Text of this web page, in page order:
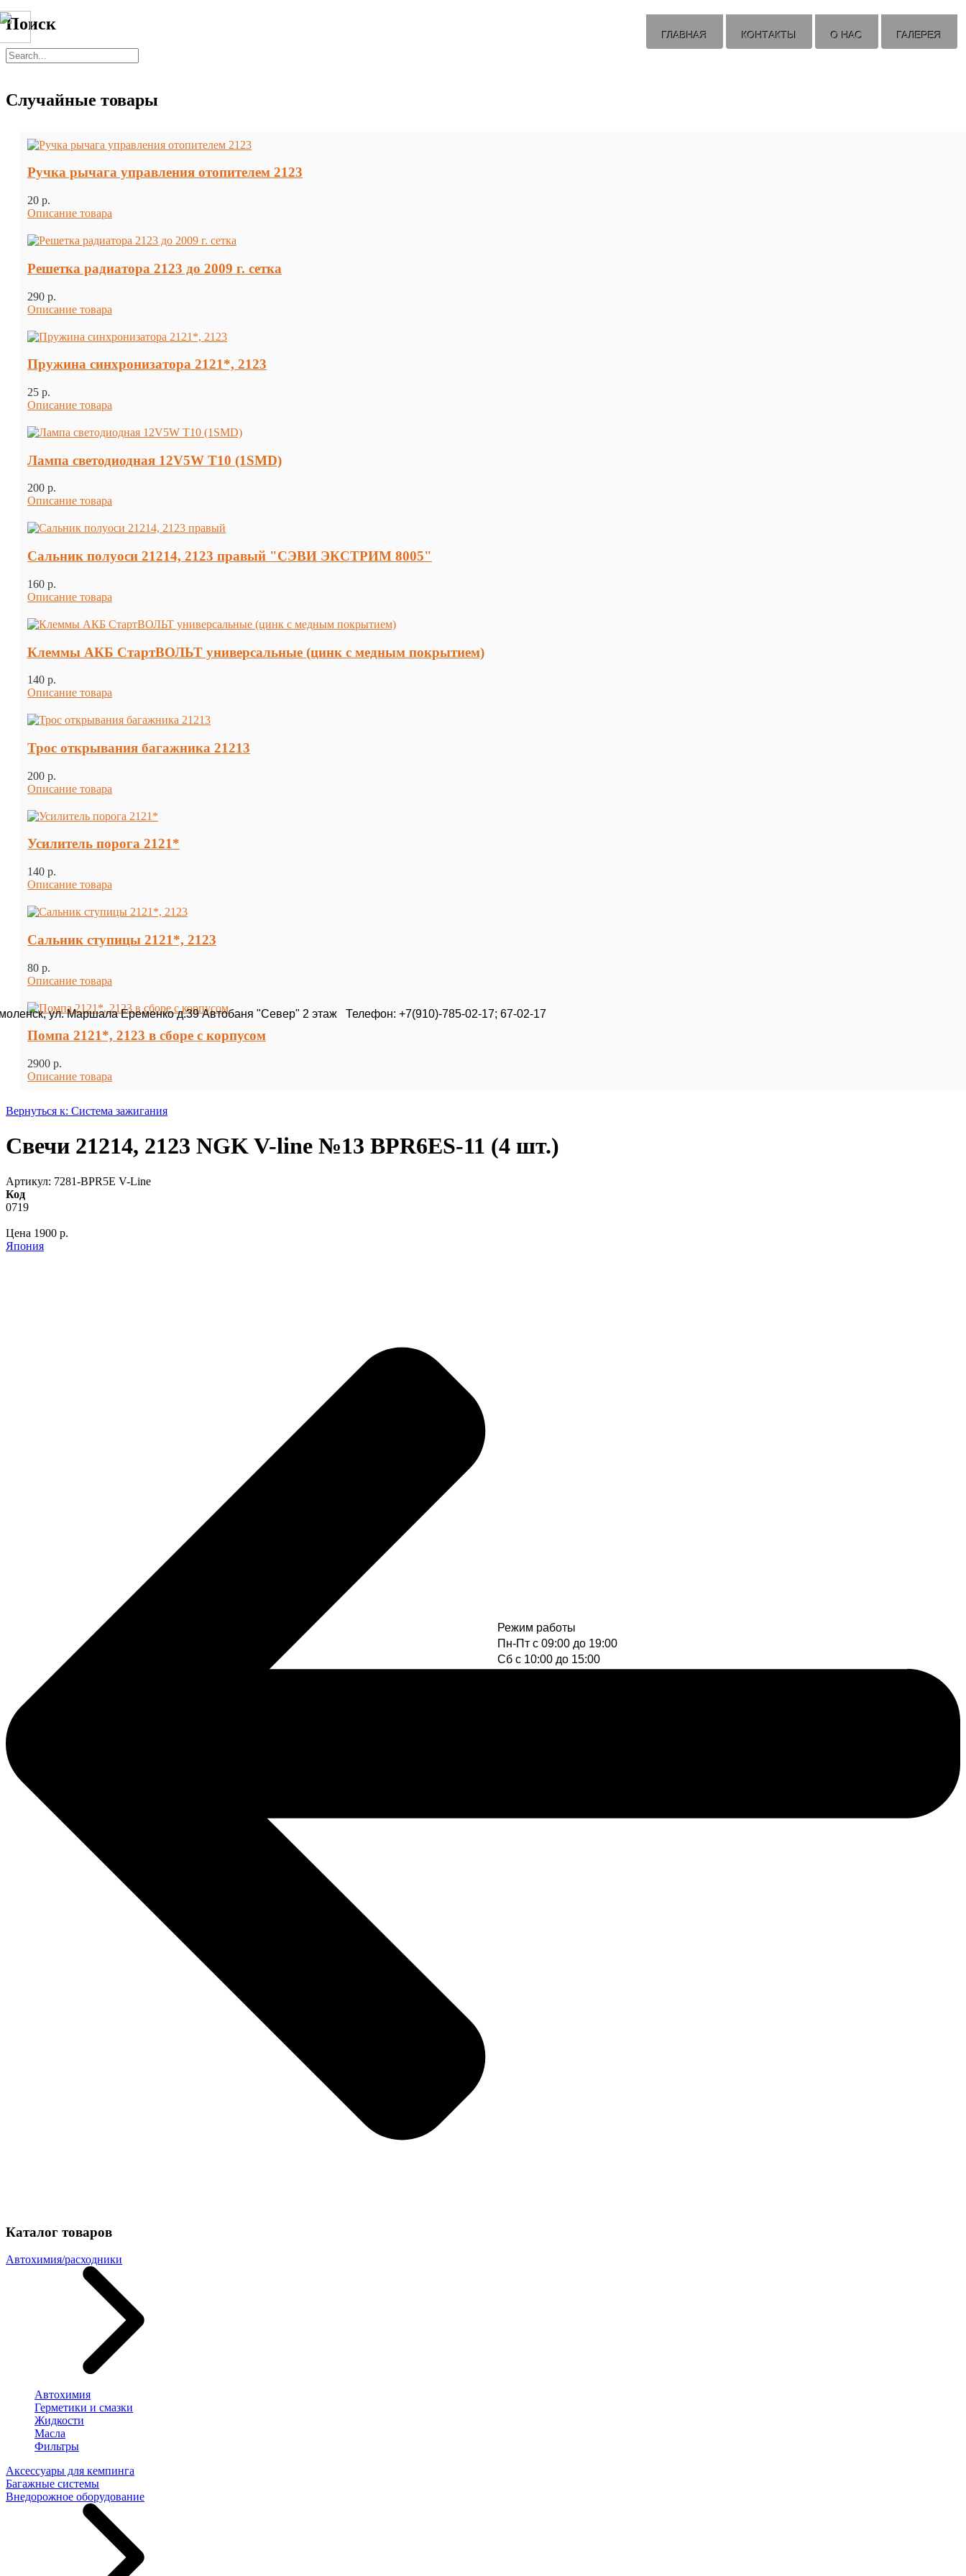
Режим работы
Пн-Пт с 09:00 до 19:00
Cб с 10:00 до 15:00
ул. Маршала Еременко д.39 Автобаня "Север" 2 этаж Телефон: +7(910)-785-02-17; 67-02-17
ГЛАВНАЯ КОНТАКТЫ О НАС ГАЛЕРЕЯ
Поиск
Случайные товары
Ручка рычага управления отопителем 2123
20 p.
Описание товара
Решетка радиатора 2123 до 2009 г. сетка
290 p.
Описание товара
Пружина синхронизатора 2121*, 2123
25 p.
Описание товара
Лампа светодиодная 12V5W T10 (1SMD)
200 p.
Описание товара
Сальник полуоси 21214, 2123 правый "СЭВИ ЭКСТРИМ 8005"
160 p.
Описание товара
Клеммы АКБ СтартВОЛЬТ универсальные (цинк с медным покрытием)
140 p.
Описание товара
Трос открывания багажника 21213
200 p.
Описание товара
Усилитель порога 2121*
140 p.
Описание товара
Сальник ступицы 2121*, 2123
80 p.
Описание товара
Помпа 2121*, 2123 в сборе с корпусом
2900 p.
Описание товара
Вернуться к: Система зажигания
Свечи 21214, 2123 NGK V-line №13 BPR6ES-11 (4 шт.)
Артикул: 7281-BPR5E V-Line
Код
0719
Цена 1900 p.
Япония
Каталог товаров
Автохимия/расходники
Автохимия
Герметики и смазки
Жидкости
Масла
Фильтры
Аксессуары для кемпинга
Багажные системы
Внедорожное оборудование